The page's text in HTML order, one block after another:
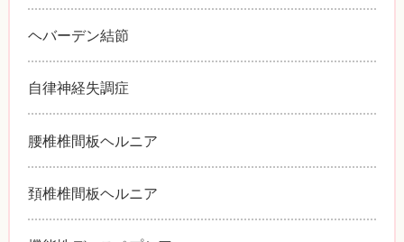
ヘバーデン結節
自律神経失調症
腰椎椎間板ヘルニア
頚椎椎間板ヘルニア